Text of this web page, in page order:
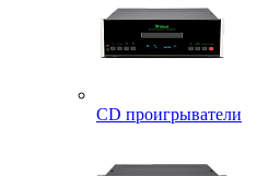
CD проигрыватели